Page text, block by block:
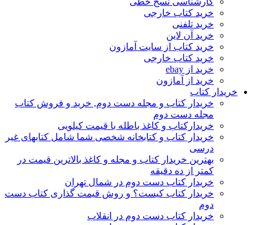
خرید کتاب خارجی
خرید تلفنی
خرید آن لاین
خرید کتاب از سایت آمازون
خرید کتاب خارجی
خرید از ebay
خرید از آمازون
خریدار کتاب
خریدار کتاب و مجله دست دوم, خرید و فروش کتاب
مجله دست دوم
خریدارکتاب و کاغذ باطله با قیمت کیلویی
خریدار کتاب و کتابخانه شخصی شما شامل کتابهای غیر
درسی
بهترین خریدار کتاب و مجله و کاغذ بالاترین قیمت در
کمتر از ده دقیقه
خریدار کتاب دست دوم در شمال تهران
خریدار کتاب کیست؟ و روش قیمت گذاری کتاب دست
دوم
خریدار کتاب دست دوم در انقلاب